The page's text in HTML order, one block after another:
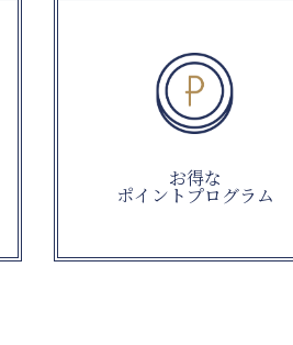
お得な
ポイントプログラム